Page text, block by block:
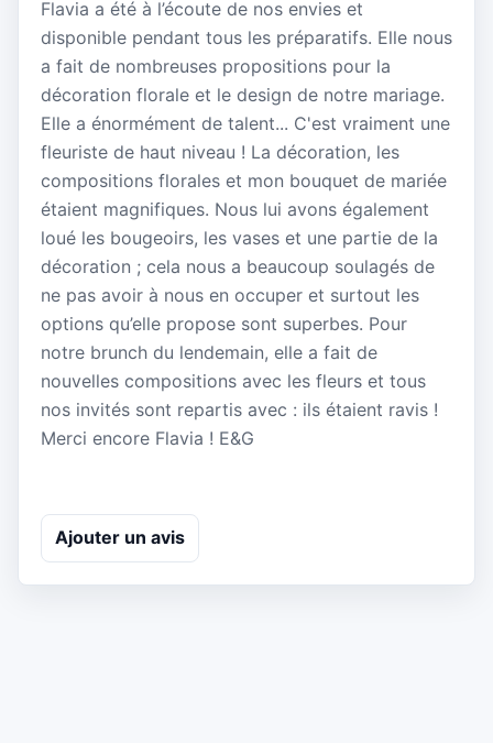
Flavia a été à l’écoute de nos envies et
disponible pendant tous les préparatifs. Elle nous
a fait de nombreuses propositions pour la
décoration florale et le design de notre mariage.
Elle a énormément de talent... C'est vraiment une
fleuriste de haut niveau ! La décoration, les
compositions florales et mon bouquet de mariée
étaient magnifiques. Nous lui avons également
loué les bougeoirs, les vases et une partie de la
décoration ; cela nous a beaucoup soulagés de
ne pas avoir à nous en occuper et surtout les
options qu’elle propose sont superbes. Pour
notre brunch du lendemain, elle a fait de
nouvelles compositions avec les fleurs et tous
nos invités sont repartis avec : ils étaient ravis !
Merci encore Flavia ! E&G
Ajouter un avis